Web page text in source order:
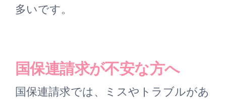
多いです。
国保連請求が不安な方へ
国保連請求では、ミスやトラブルがあ